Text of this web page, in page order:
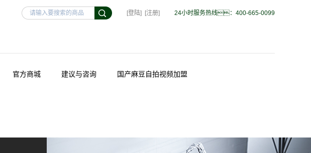
[登陆] [注册] 24小时服务热线：400-665-0099
官方商城 建议与咨询 国产麻豆自拍视频加盟